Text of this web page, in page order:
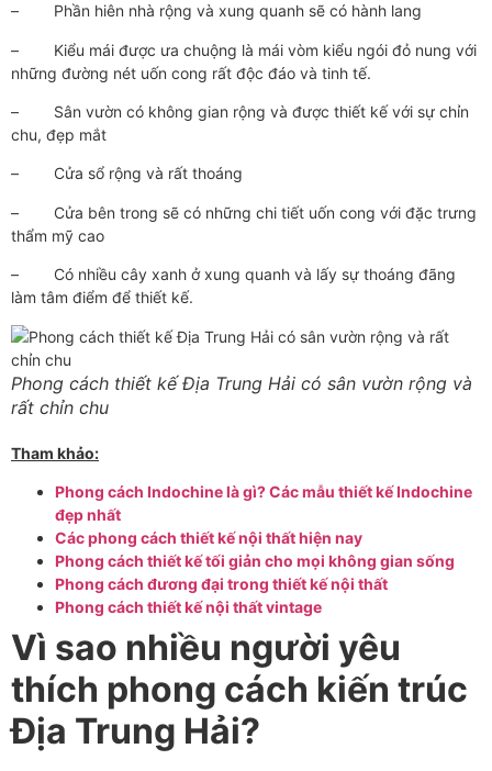
– Phần hiên nhà rộng và xung quanh sẽ có hành lang
–
Kiểu mái được ưa chuộng là mái vòm kiểu ngói đỏ nung với
những đường nét uốn cong rất độc đáo và tinh tế.
–
Sân vườn có không gian rộng và được thiết kế với sự chỉn
chu, đẹp mắt
– Cửa sổ rộng và rất thoáng
–
Cửa bên trong sẽ có những chi tiết uốn cong với đặc trưng
thẩm mỹ cao
–
Có nhiều cây xanh ở xung quanh và lấy sự thoáng đãng
làm tâm điểm để thiết kế.
Phong cách thiết kế Địa Trung Hải có sân vườn rộng và
rất chỉn chu
Tham khảo:
Phong cách Indochine là gì? Các mẫu thiết kế Indochine
đẹp nhất
Các phong cách thiết kế nội thất hiện nay
Phong cách thiết kế tối giản cho mọi không gian sống
Phong cách đương đại trong thiết kế nội thất
Phong cách thiết kế nội thất vintage
Vì sao nhiều người yêu
thích phong cách kiến trúc
Địa Trung Hải?